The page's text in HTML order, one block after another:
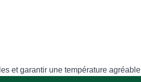
et garantir une température